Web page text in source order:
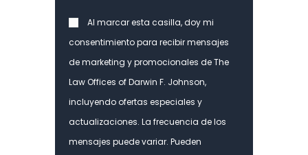
Consent
Al marcar esta casilla, doy mi
consentimiento para recibir mensajes
de marketing y promocionales de The
Law Offices of Darwin F. Johnson,
incluyendo ofertas especiales y
actualizaciones. La frecuencia de los
mensajes puede variar. Pueden